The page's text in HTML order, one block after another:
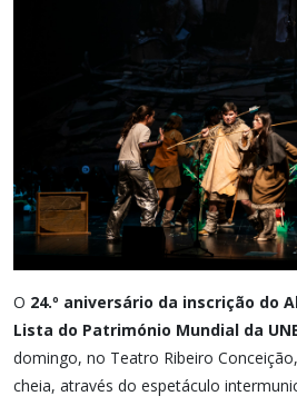
O 24.º aniversário da inscrição do
Lista do Património Mundial da
domingo, no Teatro Ribeiro
cheia, através do espetáculo